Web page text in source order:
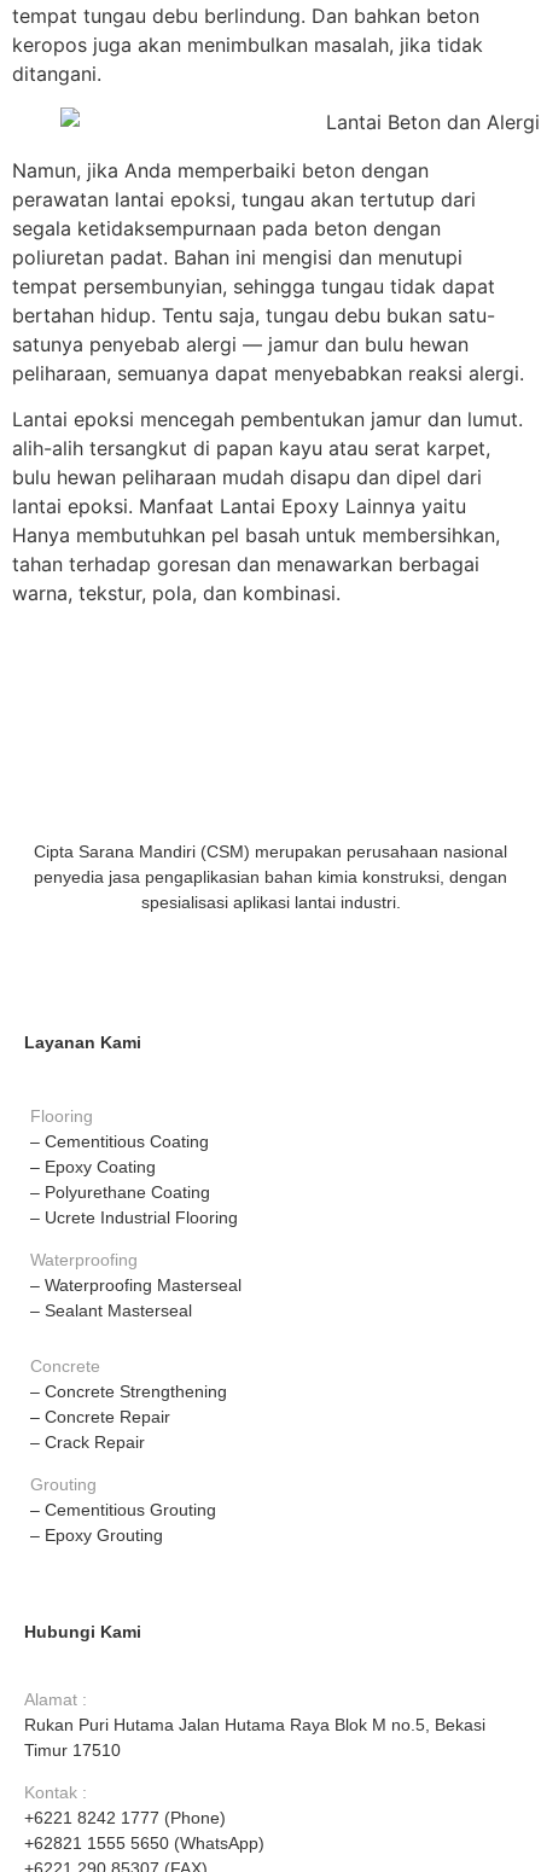
tempat tungau debu berlindung. Dan bahkan beton
keropos juga akan menimbulkan masalah, jika tidak
ditangani.
Namun, jika Anda memperbaiki beton dengan
perawatan lantai epoksi, tungau akan tertutup dari
segala ketidaksempurnaan pada beton dengan
poliuretan padat. Bahan ini mengisi dan menutupi
tempat persembunyian, sehingga tungau tidak dapat
bertahan hidup. Tentu saja, tungau debu bukan satu-
satunya penyebab alergi — jamur dan bulu hewan
peliharaan, semuanya dapat menyebabkan reaksi alergi.
Lantai epoksi mencegah pembentukan jamur dan lumut.
alih-alih tersangkut di papan kayu atau serat karpet,
bulu hewan peliharaan mudah disapu dan dipel dari
lantai epoksi. Manfaat Lantai Epoxy Lainnya yaitu
Hanya membutuhkan pel basah untuk membersihkan,
tahan terhadap goresan dan menawarkan berbagai
warna, tekstur, pola, dan kombinasi.
Cipta Sarana Mandiri (CSM) merupakan perusahaan nasional
penyedia jasa pengaplikasian bahan kimia konstruksi, dengan
spesialisasi aplikasi lantai industri.
Layanan Kami
Flooring
– Cementitious Coating
– Epoxy Coating
– Polyurethane Coating
– Ucrete Industrial Flooring
Waterproofing
– Waterproofing Masterseal
– Sealant Masterseal
Concrete
– Concrete Strengthening
– Concrete Repair
– Crack Repair
Grouting
– Cementitious Grouting
– Epoxy Grouting
Hubungi Kami
Alamat :
Rukan Puri Hutama Jalan Hutama Raya Blok M no.5, Bekasi
Timur 17510
Kontak :
+6221 8242 1777 (Phone)
+62821 1555 5650 (WhatsApp)